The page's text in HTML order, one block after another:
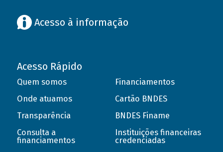
Acesso à informação
Acesso Rápido
Quem somos
Onde atuamos
Transparência
Consulta a
financiamentos
Financiamentos
Cartão BNDES
BNDES Finame
Instituições financeiras
credenciadas